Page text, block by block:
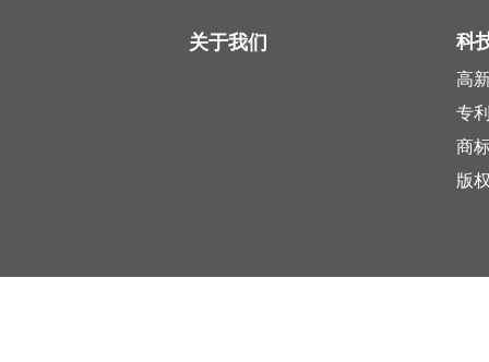
关于我们 科
高
专
商
版